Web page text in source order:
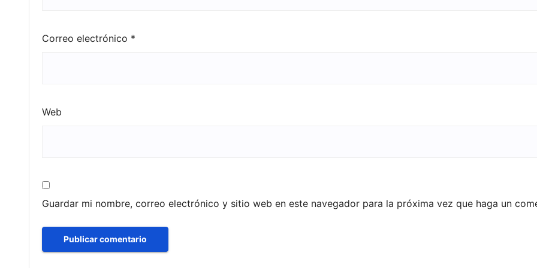
Correo electrónico *
Web
Guardar mi nombre, correo electrónico y sitio web en este navegador para la próxima vez que haga un